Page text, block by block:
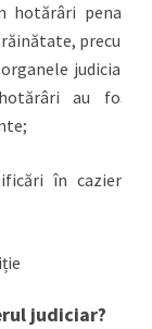
penale
precum
judiciare
au fost
în cazierul
judiciar?